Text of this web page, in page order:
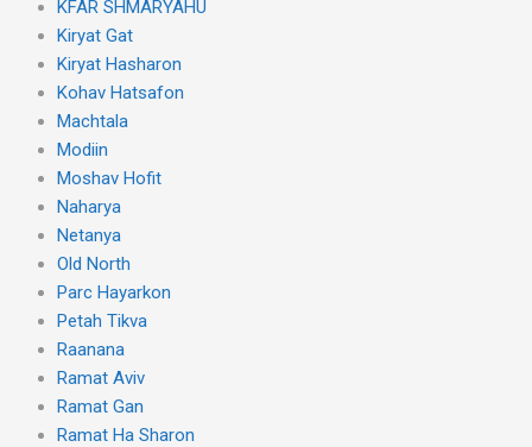
KFAR SHMARYAHU
Kiryat Gat
Kiryat Hasharon
Kohav Hatsafon
Machtala
Modiin
Moshav Hofit
Naharya
Netanya
Old North
Parc Hayarkon
Petah Tikva
Raanana
Ramat Aviv
Ramat Gan
Ramat Ha Sharon